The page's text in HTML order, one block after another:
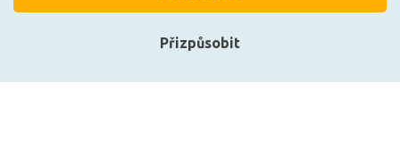
Ze stejné kolekce
Přizpůsobit